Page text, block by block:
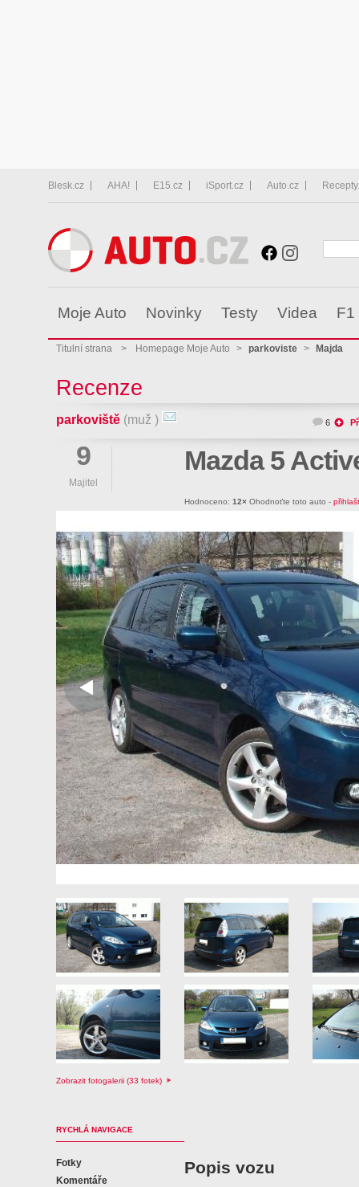
Blesk.cz AHA! E15.cz iSport.cz Auto.cz
Moje Auto Novinky Testy Videa F1
Titulní strana > Homepage Moje Auto > parkoviste > Majda
Recenze
parkoviště (muž ) 6
9
Majitel
Mazda 5
Hodnoceno: 12× Ohodnoťte toto auto -
Zobrazit fotogalerii (33 fotek)
RYCHLÁ NAVIGACE
Fotky
Komentáře
Popis vozu